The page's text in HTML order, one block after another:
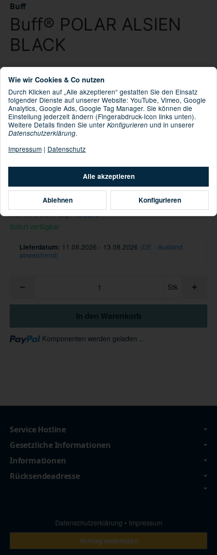
Buff
Buff® POLAR ALSIEN
BLACK
GTIN:8428927481283
HAN:130013.999.10.00
Kategorie:BUFF® Polar
Material: 97% Polyester [recycelt] 3% Elasthan
Hersteller/EU Verantwortliche Person
29,95 €
inkl. 19% USt. , zzgl.Versand
Sofort verfügbar
Lieferdatum: 11.08.2026 - 13.08.2026 (DE - Ausland
abweichend)
Stk
Loading... Komponenten werden geladen ...
Service Hotline
Gesetzliche Informationen
Informationen
Rücksendeadresse
Datenschutzerklärung • Impressum
Vertrag widerrufen
Alle akzeptieren
Ablehnen Konfigurieren
Wie wir Cookies & Co nutzen
Durch Klicken auf „Alle akzeptieren“ gestatten Sie den Einsatz
folgender Dienste auf unserer Website: YouTube, Vimeo, Google
Analytics, Google Ads, Google Tag Manager. Sie können die
Einstellung jederzeit ändern (Fingerabdruck-Icon links unten).
Weitere Details finden Sie unter Konfigurieren und in unserer
Datenschutzerklärung.
Impressum | Datenschutz